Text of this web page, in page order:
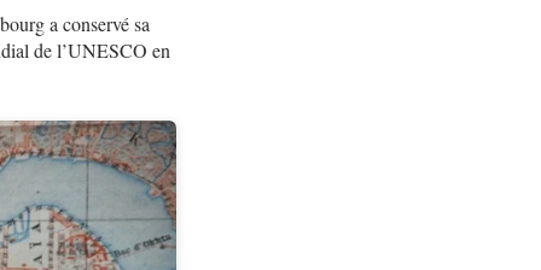
a conservé sa
de l’UNESCO en